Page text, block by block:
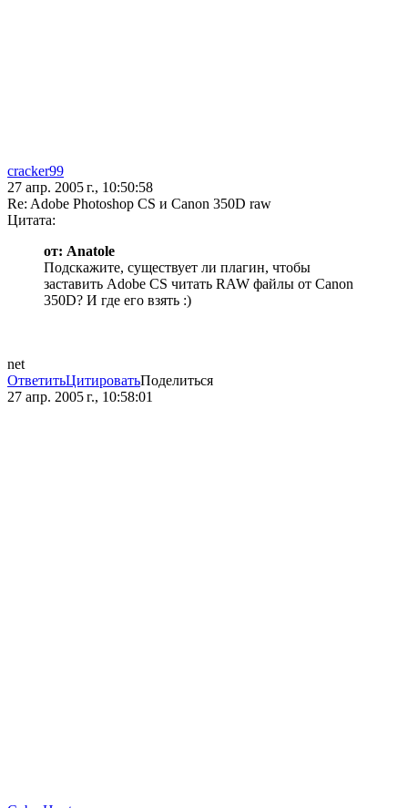
cracker99
27 апр. 2005 г., 10:50:58
Re: Adobe Photoshop CS и Canon 350D raw
Цитата:
от: Anatole
Подскажите, существует ли плагин, чтобы
заставить Adobe CS читать RAW файлы от Canon
350D? И где его взять :)
net
ОтветитьЦитироватьПоделиться
27 апр. 2005 г., 10:58:01